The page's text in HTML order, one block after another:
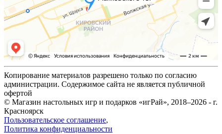
Копирование материалов разрешено только по согласию
администрации. Содержимое сайта не является публичной
офертой
© Магазин настольных игр и подарков «игРай», 2018–2026 - г.
Красноярск
Пользовательское соглашение,
Политика конфиденциальности